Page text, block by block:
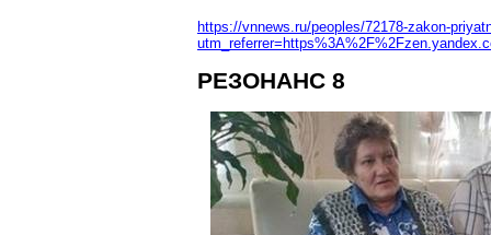
https://vnnews.ru/peoples/72178-zakon-
РЕЗОНАНС 8